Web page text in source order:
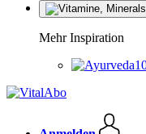
Mehr Inspiration